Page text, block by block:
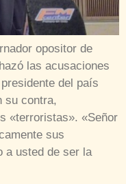
opositor de
las acusaciones
del país
su contra,
«terroristas». «Señor
sus
a usted de ser la